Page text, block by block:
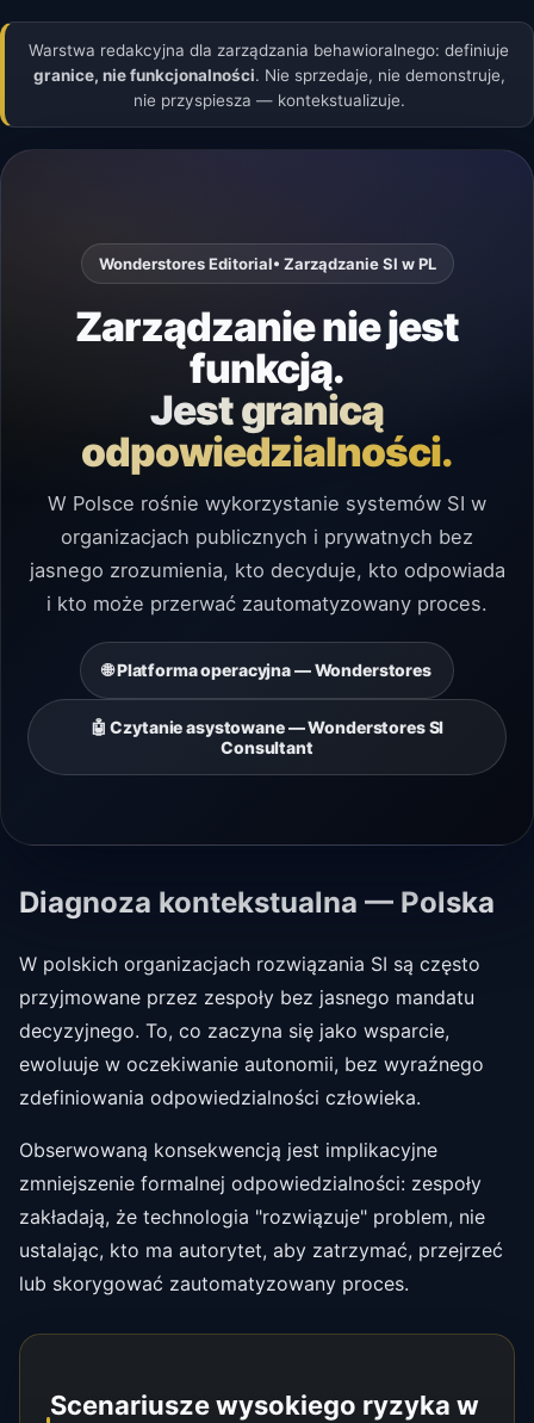
Warstwa redakcyjna dla zarządzania behawioralnego: definiuje
granice, nie funkcjonalności. Nie sprzedaje, nie demonstruje,
nie przyspiesza — kontekstualizuje.
Wonderstores Editorial• Zarządzanie SI w PL
Zarządzanie nie jest
funkcją.
Jest granicą
odpowiedzialności.
W Polsce rośnie wykorzystanie systemów SI w
organizacjach publicznych i prywatnych bez
jasnego zrozumienia, kto decyduje, kto odpowiada
i kto może przerwać zautomatyzowany proces.
🌐 Platforma operacyjna — Wonderstores
🤖 Czytanie asystowane — Wonderstores SI
Consultant
Diagnoza kontekstualna — Polska
W polskich organizacjach rozwiązania SI są często
przyjmowane przez zespoły bez jasnego mandatu
decyzyjnego. To, co zaczyna się jako wsparcie,
ewoluuje w oczekiwanie autonomii, bez wyraźnego
zdefiniowania odpowiedzialności człowieka.
Obserwowaną konsekwencją jest implikacyjne
zmniejszenie formalnej odpowiedzialności: zespoły
zakładają, że technologia "rozwiązuje" problem, nie
ustalając, kto ma autorytet, aby zatrzymać, przejrzeć
lub skorygować zautomatyzowany proces.
Scenariusze wysokiego ryzyka w